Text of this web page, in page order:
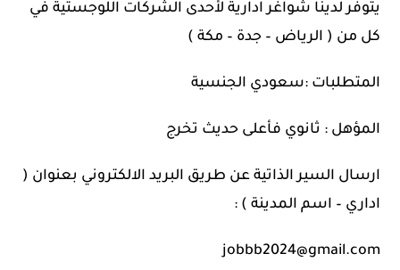
يتوفر لدينا شواغر ادارية لأحدى الشركات اللوجستية في
كل من ( الرياض – جدة – مكة )
المتطلبات :سعودي الجنسية
المؤهل : ثانوي فأعلى حديث تخرج
ارسال السير الذاتية عن طريق البريد الالكتروني بعنوان (
اداري – اسم المدينة ) :
jobbb2024@gmail.com